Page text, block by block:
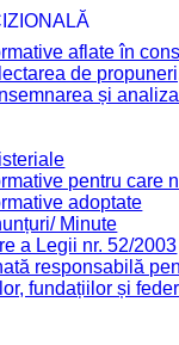
aflate în
de
și
pentru care
adoptate
Minute
a Legii nr. 52/2003
responsabilă
fundațiilor și